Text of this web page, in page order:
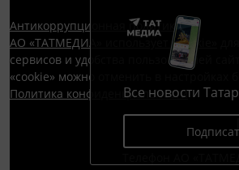
Все новости
Антикоррупционная политика
АО «ТАТМЕДИА» использует «cookie»
сервисов и удобства пользователей
«cookie» можно отменить в настройках
Политика конфиденциальности